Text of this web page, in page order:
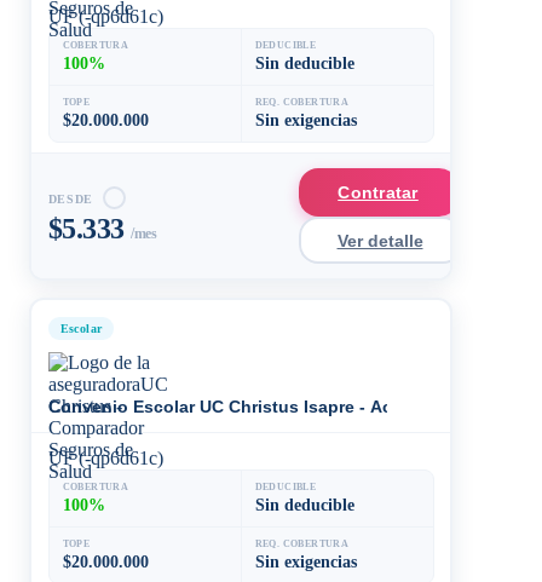
UF (-qp6d61c)
COBERTURA
100%
DEDUCIBLE
Sin deducible
TOPE
$20.000.000
REQ. COBERTURA
Sin exigencias
DESDE
$5.333 /mes
Contratar
Ver detalle
Escolar
Convenio Escolar UC Christus Isapre - Accidente +
UF (-qp6d61c)
COBERTURA
100%
DEDUCIBLE
Sin deducible
TOPE
$20.000.000
REQ. COBERTURA
Sin exigencias